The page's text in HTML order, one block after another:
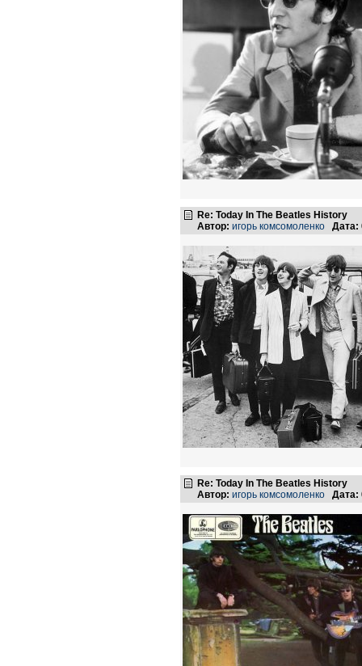
Re: Today In The Beatles History
Автор: игорь комсомоленко Дата:
Re: Today In The Beatles History
Автор: игорь комсомоленко Дата: